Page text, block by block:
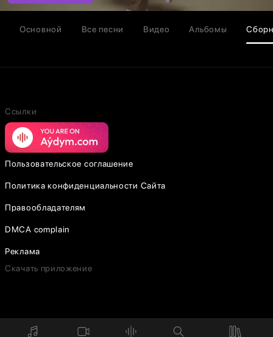
Основной Все песни Видео Альбомы
Ссылки
Пользовательское соглашение
Политика конфиденциальности Сайта
Правообладателям
DMCA complain
Реклама
Скачать приложение